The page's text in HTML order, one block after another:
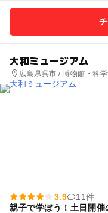
大和ミュージアム
広島県呉市 / 博物館・科
3.9
11件
親子で学ぼう！土日開催